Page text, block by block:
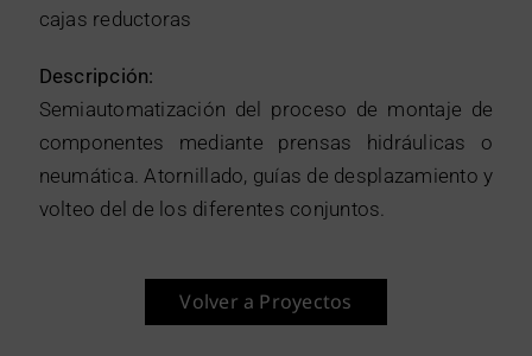
cajas reductoras
Descripción:
Semiautomatización del proceso de montaje de
componentes mediante prensas hidráulicas o
neumática. Atornillado, guías de desplazamiento y
volteo del de los diferentes conjuntos.
Volver a Proyectos